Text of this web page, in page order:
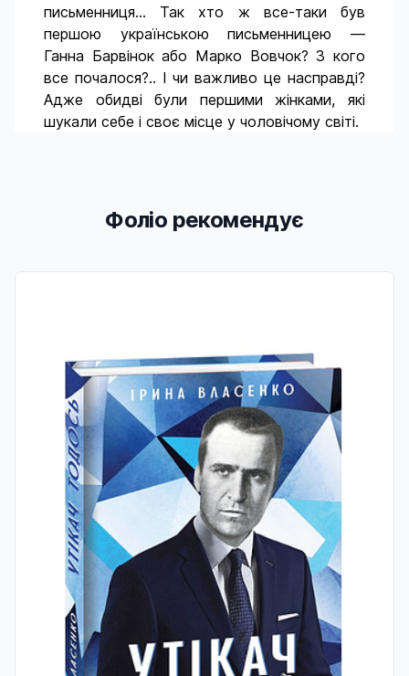
письменниця... Так хто ж все-таки був
першою українською письменницею —
Ганна Барвінок або Марко Вовчок? З кого
все почалося?.. І чи важливо це насправді?
Адже обидві були першими жінками, які
шукали себе і своє місце у чоловічому світі.
Фоліо рекомендує